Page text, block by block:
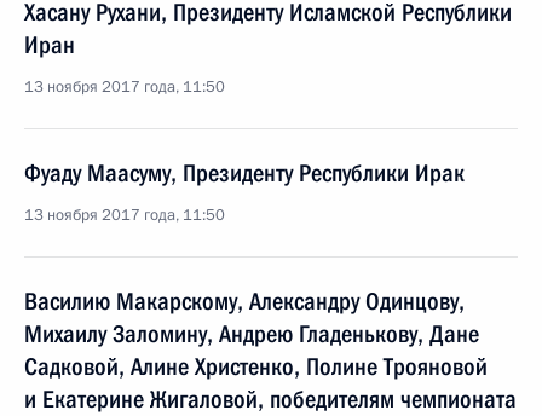
Хасану Рухани, Президенту Исламской Республики
Иран
13 ноября 2017 года, 11:50
Фуаду Маасуму, Президенту Республики Ирак
13 ноября 2017 года, 11:50
Василию Макарскому, Александру Одинцову,
Михаилу Заломину, Андрею Гладенькову, Дане
Садковой, Алине Христенко, Полине Трояновой
и Екатерине Жигаловой, победителям чемпионата